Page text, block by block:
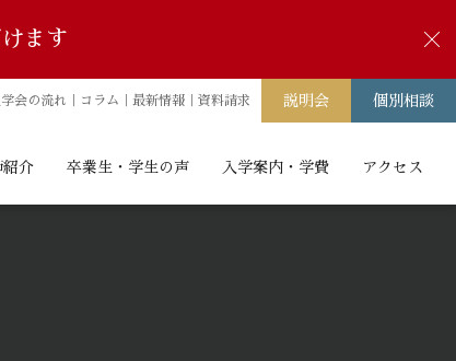
ます
会の流れ｜ コラム｜ 最新情報｜ 資料請求 説明会 個別相談
紹介 卒業生・学生の声 入学案内・学費 アクセス